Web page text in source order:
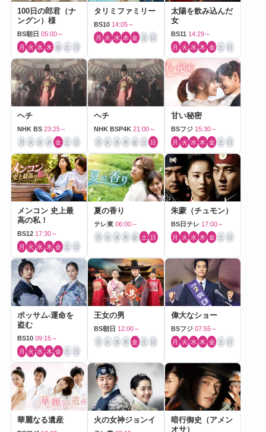
100日の郎君（ナ
ングン）様
BS朝日 05:00～
月 火 水 木 金 土 日
タリミファミリー
BS10 14:05～
月 火 水 木 金 土 日
太陽を飲み込んだ
女
BS11 14:29～
月 火 水 木 金 土 日
ヘチ
NHK BS 23:25～
月 火 水 木 金 土 日
ヘチ
NHK BSP4K 21:00～
月 火 水 木 金 土 日
甘い秘密
BSフジ 15:30～
月 火 水 木 金 土 日
メンコン 史上最
高の私！
BS12 17:30～
月 火 水 木 金 土 日
夏の香り
テレ東 06:00～
月 火 水 木 金 土 日
朱蒙（チュモン）
BS日テレ 17:00～
月 火 水 木 金 土 日
ポッサム-運命を
盗む
BS10 09:15～
月 火 水 木 金 土 日
王女の男
BS朝日 12:00～
月 火 水 木 金 土 日
偉大なショー
BSフジ 07:55～
月 火 水 木 金 土 日
華麗なる遺産 火の女神ジョンイ
暗行御史（アメン
オサ）